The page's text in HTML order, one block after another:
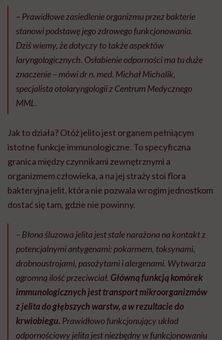
– Prawidłowe zasiedlenie organizmu przez bakterie
stanowi podstawę jego zdrowego funkcjonowania.
Dziś wiemy, że dotyczy to także aspektów
laryngologicznych. Osłabienie odporności ma tu duże
znaczenie – mówi dr n. med. Michał Michalik,
specjalista otolaryngologii z Centrum Medycznego
MML.
Jak to działa? Otóż jelito jest organem pełniącym
istotne funkcje immunologiczne. To specyficzna
granica między czynnikami zewnętrznymi a
organizmem człowieka, a na jej straży stoi flora
bakteryjna jelit, która nie pozwala wrogim jednostkom
dostać się tam, gdzie nie powinny.
– Błona śluzowa jelita jest stale narażona na kontakt z
potencjalnymi antygenami: pokarmem, toksynami,
drobnoustrojami, pasożytami i alergenami. Wytwarza
ogromną ilość przeciwciał. Główną funkcją komórek
immunologicznych jest transport mikroorganizmów
z jelita do głębszych warstw, a w rezultacie do
krwiobiegu. Prawidłowo funkcjonujący układ
odpornościowy jelita jest niezbędny w funkcjonowaniu